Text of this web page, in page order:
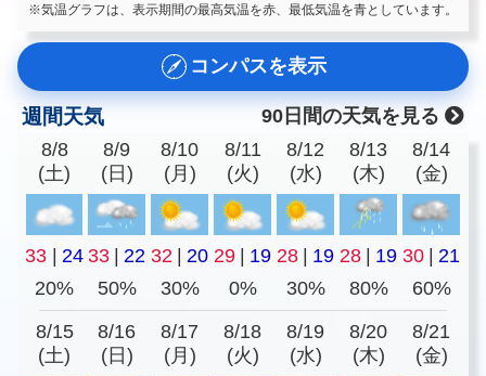
※気温グラフは、表示期間の最高気温を赤、最低気温を青としています。
コンパスを表示
週間天気
90日間の天気を見る
8/8
(土)
8/9
(日)
8/10
(月)
8/11
(火)
8/12
(水)
8/13
(木)
8/14
(金)
33 24 33 22 32 20 29 19 28 19 28 19 30
21
20%
50% 30% 0% 30% 80% 60%
8/15
(土)
8/16
(日)
8/17
(月)
8/18
(火)
8/19
(水)
8/20
(木)
8/21
(金)